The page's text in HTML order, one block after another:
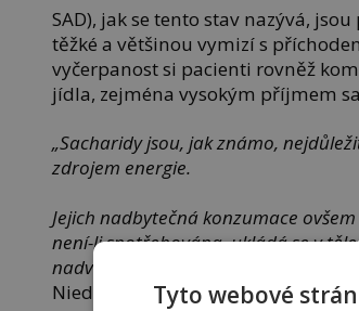
SAD), jak se tento stav nazývá,
těžké a většinou vymizí s
vyčerpanost si pacienti rovněž
jídla, zejména vysokým příjmem
„Sacharidy jsou, jak známo,
zdrojem energie.
Jejich nadbytečná konzumace
není-li spotřebována, ukládá se v
nadváhy, obezity a s nimi spojených
Niedobová, primářka interního
Tyto webové